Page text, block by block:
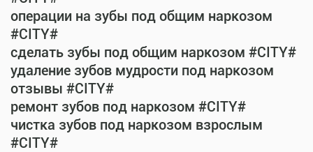
операции на зубы под общим наркозом
#CITY#
сделать зубы под общим наркозом #CITY#
удаление зубов мудрости под наркозом
отзывы #CITY#
ремонт зубов под наркозом #CITY#
чистка зубов под наркозом взрослым
#CITY#